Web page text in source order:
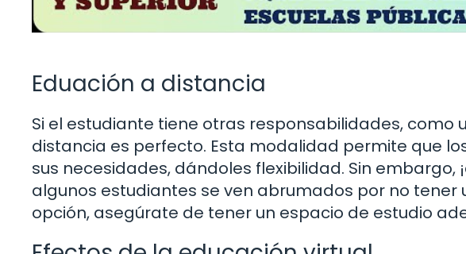
Eduación a distancia
Si el estudiante tiene otras responsabilidades, como
distancia es perfecto. Esta modalidad permite que
sus necesidades, dándoles flexibilidad. Sin embargo,
algunos estudiantes se ven abrumados por no tener
opción, asegúrate de tener un espacio de estudio